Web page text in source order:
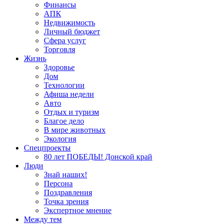
Финансы
АПК
Недвижимость
Личный бюджет
Сфера услуг
Торговля
Жизнь
Здоровье
Дом
Технологии
Афиша недели
Авто
Отдых и туризм
Благое дело
В мире животных
Экология
Спецпроекты
80 лет ПОБЕДЫ! Донской край
Люди
Знай наших!
Персона
Поздравления
Точка зрения
Экспертное мнение
Между тем